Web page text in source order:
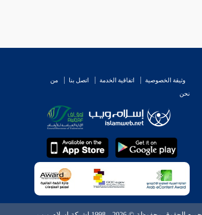
وثيقة الخصوصية اتفاقية الخدمة اتصل بنا
من
نحن